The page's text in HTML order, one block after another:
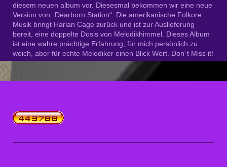
diesem neuen album vor. Diesesmal bekommen wir eine neue
Version von „Dearborn Station“. Die amerikanische Folkore
Musik bringt Harlan Cage zurück und ist zur Auslieferung
bereit, eine doppelte Dosis von Melodikhimmel. Dieses Album
ist eine wahre prächtige Erfahrung, für mich persönlich zu
weich, aber für echte Melodiker einen Blick Wert. Don´t Miss it!